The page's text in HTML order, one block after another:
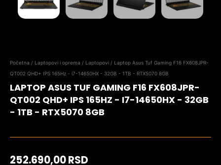
Početna / Laptopovi i oprema / Laptopovi / Laptop Asus Tuf Gaming F16 FX608JPR-
QT002 QHD+ IPS 165Hz - i7-14650HX - 32GB - 1TB - RTX5070 8GB
LAPTOP ASUS TUF GAMING F16 FX608JPR-
QT002 QHD+ IPS 165HZ - I7-14650HX - 32GB
- 1TB - RTX5070 8GB
252.690,00RSD